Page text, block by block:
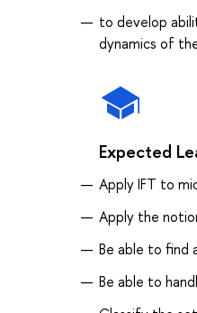
to develop
dynamics of
Expected
Apply IFT to
Apply the
Be able to find
Be able to